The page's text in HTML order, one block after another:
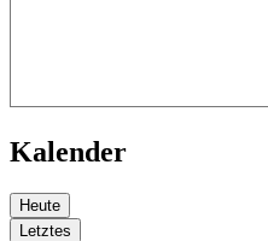
Kalender
Heute
Letztes